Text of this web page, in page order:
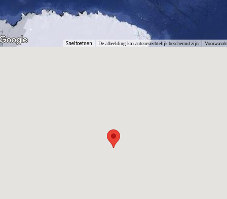
Sneltoetsen De afbeelding kan auteursrechtelijk beschermd zijn